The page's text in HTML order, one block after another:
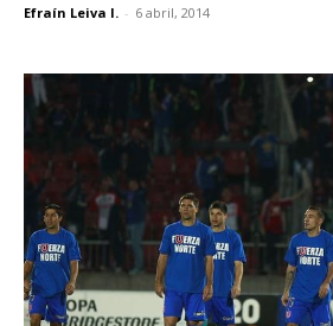
Efraín Leiva I. - 6 abril, 2014